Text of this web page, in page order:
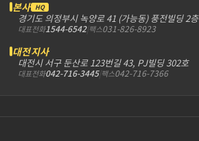
본사 HQ
경기도 의정부시 녹양로 41 (가능동) 풍전빌딩 2층
대표전화1544-6542|팩스031-826-8923
대전지사
대전시 서구 둔산로 123번길 43, PJ빌딩 302호
대표전화042-716-3445|팩스042-716-7366